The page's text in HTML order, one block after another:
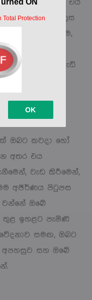
පොදු හේතුවකි. එය
පේශි අධික ලෙස
ක්‍රීඩා, දර කැපීම,
වෙහෙසකර
සම්බන්ධ දැඩි
සාමාන්‍යයෙන්
ඔබට කවදා හෝ
අතර එය
වැඩ කිරීමෙන්,
අජීර්ණය පිටුපස
ඔබේ
තුළ ඉහළට පැමිණි
සමඟ, ඔබට
අපහසුව සහ ඔබේ